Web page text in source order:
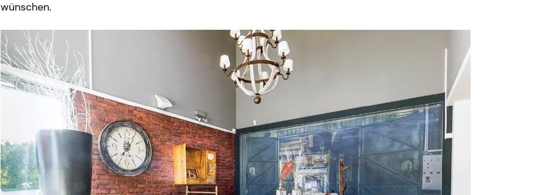
wünschen.